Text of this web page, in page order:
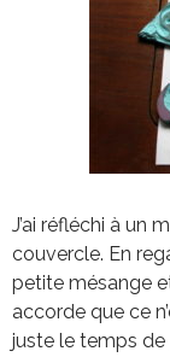
J’ai réfléchi à un
couvercle. En
petite mésange
accorde que ce
juste le temps